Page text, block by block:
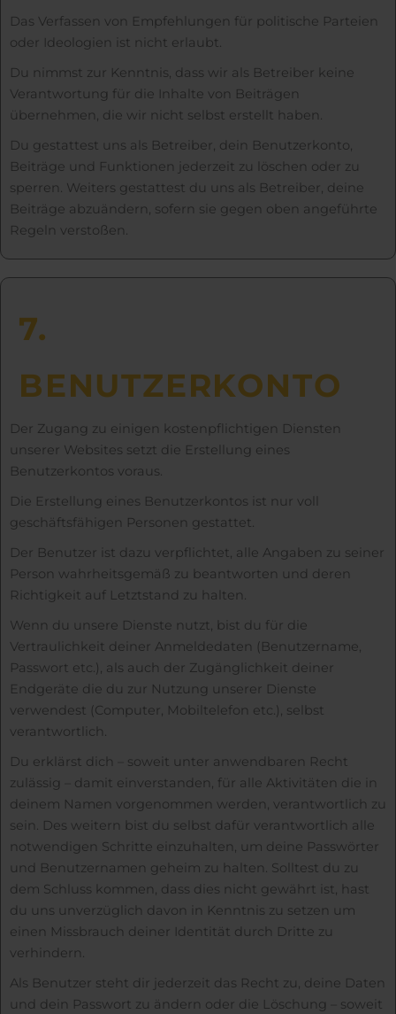
Das Verfassen von Empfehlungen für politische Parteien
oder Ideologien ist nicht erlaubt.
Du nimmst zur Kenntnis, dass wir als Betreiber keine
Verantwortung für die Inhalte von Beiträgen
übernehmen, die wir nicht selbst erstellt haben.
Du gestattest uns als Betreiber, dein Benutzerkonto,
Beiträge und Funktionen jederzeit zu löschen oder zu
sperren. Weiters gestattest du uns als Betreiber, deine
Beiträge abzuändern, sofern sie gegen oben angeführte
Regeln verstoßen.
7.
BENUTZER­KONTO
Der Zugang zu einigen kostenpflichtigen Diensten
unserer Websites setzt die Erstellung eines
Benutzerkontos voraus.
Die Erstellung eines Benutzerkontos ist nur voll
geschäftsfähigen Personen gestattet.
Der Benutzer ist dazu verpflichtet, alle Angaben zu seiner
Person wahrheitsgemäß zu beantworten und deren
Richtigkeit auf Letztstand zu halten.
Wenn du unsere Dienste nutzt, bist du für die
Vertraulichkeit deiner Anmeldedaten (Benutzername,
Passwort etc.), als auch der Zugänglichkeit deiner
Endgeräte die du zur Nutzung unserer Dienste
verwendest (Computer, Mobiltelefon etc.), selbst
verantwortlich.
Du erklärst dich – soweit unter anwendbaren Recht
zulässig – damit einverstanden, für alle Aktivitäten die in
deinem Namen vorgenommen werden, verantwortlich zu
sein. Des weitern bist du selbst dafür verantwortlich alle
notwendigen Schritte einzuhalten, um deine Passwörter
und Benutzernamen geheim zu halten. Solltest du zu
dem Schluss kommen, dass dies nicht gewährt ist, hast
du uns unverzüglich davon in Kenntnis zu setzen um
einen Missbrauch deiner Identität durch Dritte zu
verhindern.
Als Benutzer steht dir jederzeit das Recht zu, deine Daten
und dein Passwort zu ändern oder die Löschung – soweit